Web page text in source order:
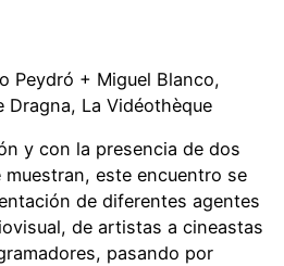
Peydró + Miguel Blanco,
Dragna, La Vidéothèque
y con la presencia de dos
este encuentro se
de diferentes agentes
de artistas a cineastas
pasando por